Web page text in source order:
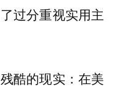
过分重视实用主
酷的现实：在美